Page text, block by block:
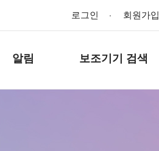
로그인 회원가입
알림 보조기기 검색